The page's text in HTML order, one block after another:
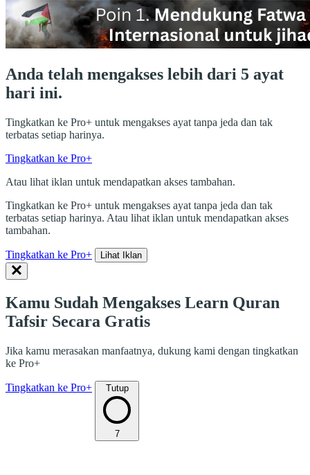
Anda telah mengakses lebih dari 5 ayat
hari ini.
Tingkatkan ke Pro+ untuk mengakses ayat tanpa jeda dan tak
terbatas setiap harinya.
Tingkatkan ke Pro+
Atau lihat iklan untuk mendapatkan akses tambahan.
Tingkatkan ke Pro+ untuk mengakses ayat tanpa jeda dan tak
terbatas setiap harinya. Atau lihat iklan untuk mendapatkan akses
tambahan.
Tingkatkan ke Pro+ Lihat Iklan
Kamu Sudah Mengakses Learn Quran
Tafsir Secara Gratis
Jika kamu merasakan manfaatnya, dukung kami dengan tingkatkan
ke Pro+
Tingkatkan ke Pro+ Tutup
7